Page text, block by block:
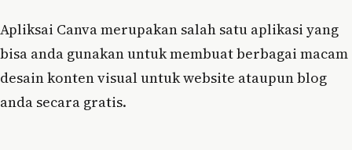
Apliksai Canva merupakan salah satu aplikasi yang
bisa anda gunakan untuk membuat berbagai macam
desain konten visual untuk website ataupun blog
anda secara gratis.